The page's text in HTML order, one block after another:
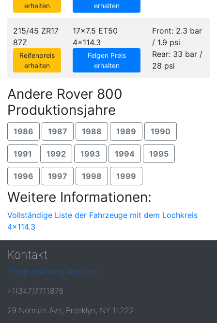
erhalten
erhalten
215/45 ZR17
87Z
Reifenpreis
erhalten
17x7.5 ET50
4x114.3
Felgen Preis
erhalten
Front: 2.3 bar
/ 1.9 psi
Rear: 33 bar /
28 psi
Andere Rover 800
Produktionsjahre
1986 1987 1988 1989 1990
1991 1992 1993 1994 1995
1996 1997 1998 1999
Weitere Informationen:
Vollständige Liste der Fahrzeuge mit dem Lochkreis
4x114.3
Kontakt
info@tirewheelguide.com
+1(347)7711876
29 Norman Ave, Brooklyn, NY 11222